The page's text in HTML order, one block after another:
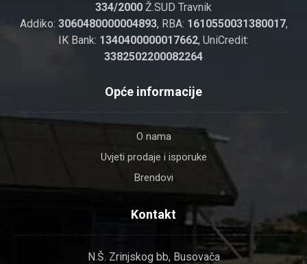
334/2000 Ž.SUD Travnik
Addiko: 3060480000004893, RBA: 1610550031380017,
IK Bank: 1340400000017662, UniCredit:
3382502200082264
Opće informacije
O nama
Uvjeti prodaje i isporuke
Brendovi
Kontakt
N.Š. Zrinjskog bb, Busovača